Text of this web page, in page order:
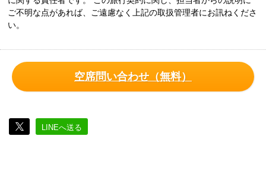
ご不明な点があれば、ご遠慮なく上記の取扱管理者にお訊ねくださ
い。
空席問い合わせ（無料）
LINEへ送る